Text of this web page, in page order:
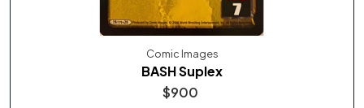
Comic Images
BASH Suplex
$900